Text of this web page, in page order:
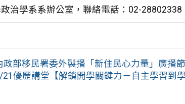
治學系系辦公室，聯絡電話：02-28802338
政部移民署委外製播「新住民心力量」廣播
21優歷講堂【解鎖開學關鍵力－自主學習到